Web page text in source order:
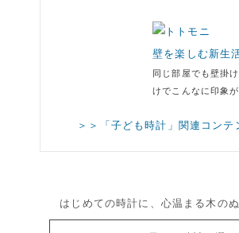
壁を楽しむ新生
同じ部屋でも壁掛
けでこんなに印象
＞＞「子ども時計」関連コンテ
はじめての時計に、心温まる木のぬ